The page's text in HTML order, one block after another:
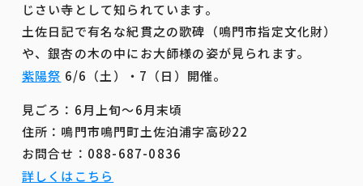
じさい寺として知られています。
土佐日記で有名な紀貫之の歌碑（鳴門市指定文化財）
や、銀杏の木の中にお大師様の姿が見られます。
紫陽祭 6/6（土）・7（日）開催。
見ごろ：6月上旬～6月末頃
住所：鳴門市鳴門町土佐泊浦字高砂22
お問合せ：088-687-0836
詳しくはこちら